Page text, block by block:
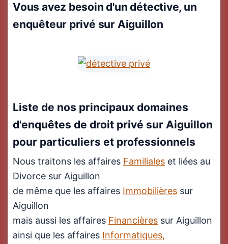
Vous avez besoin d'un détective, un
enquêteur privé sur Aiguillon
Liste de nos principaux domaines
d'enquêtes de droit privé sur Aiguillon
pour particuliers et professionnels
Nous traitons les affaires Familiales et liées au
Divorce sur Aiguillon
de même que les affaires Immobilières sur
Aiguillon
mais aussi les affaires Financières sur Aiguillon
ainsi que les affaires Informatiques,